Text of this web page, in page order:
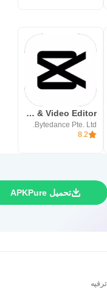
CapCut: Photo & Video Editor
Bytedance Pte. Ltd.
8.2
تحميل APKPure
ترفيه